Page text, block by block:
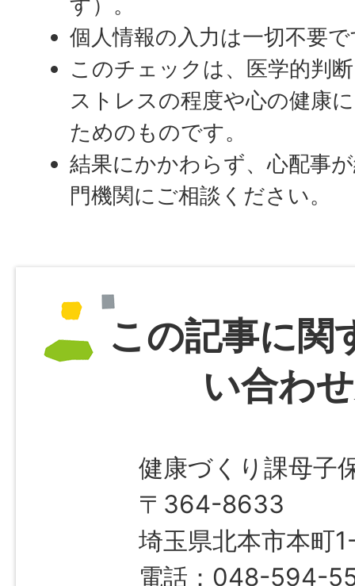
す）。
個人情報の入力は一切不要
このチェックは、医学的判
ストレスの程度や心の健康
ためのものです。
結果にかかわらず、心配事
門機関にご相談ください。
この記事に関
い合わ
健康づくり課母子
〒364-8633
埼玉県北本市本町
電話：048-594-